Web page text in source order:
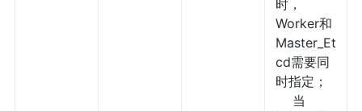
时，
Worker和
Master_Et
cd需要同
时指定；
当